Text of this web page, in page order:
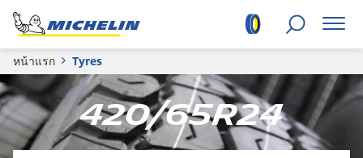
หน้าแรก Tyres
420/65R24